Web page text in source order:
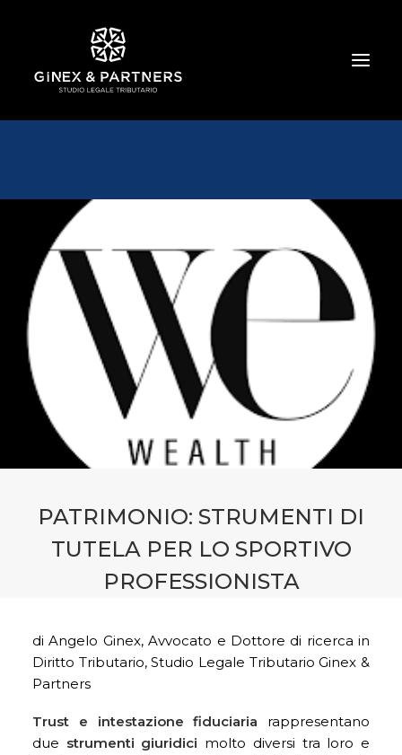
CHI SIAMO
TRIBUTARIO E PENALE TRIBUTARIO
GESTIONE E PROTEZIONE DEL PATRIMONIO
SOCIETARIO E CONTRATTUALISTICA
COMMERCIO INTERNAZIONALE
BANCARIO E FINANZIARIO
NEWS ED EVENTI
CONTATTI
PATRIMONIO: STRUMENTI DI
TUTELA PER LO SPORTIVO
PROFESSIONISTA
di Angelo Ginex, Avvocato e Dottore di ricerca in
Diritto Tributario, Studio Legale Tributario Ginex &
Partners
Trust e intestazione fiduciaria rappresentano
due strumenti giuridici molto diversi tra loro e